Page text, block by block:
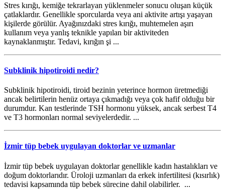
Stres kırığı, kemiğe tekrarlayan yüklenmeler sonucu oluşan küçük
çatlaklardır. Genellikle sporcularda veya ani aktivite artışı yaşayan
kişilerde görülür. Ayağınızdaki stres kırığı, muhtemelen aşırı
kullanım veya yanlış teknikle yapılan bir aktiviteden
kaynaklanmıştır. Tedavi, kırığın şi ...
Subklinik hipotiroidi nedir?
Subklinik hipotiroidi, tiroid bezinin yeterince hormon üretmediği
ancak belirtilerin henüz ortaya çıkmadığı veya çok hafif olduğu bir
durumdur. Kan testlerinde TSH hormonu yüksek, ancak serbest T4
ve T3 hormonları normal seviyelerdedir. ...
İzmir tüp bebek uygulayan doktorlar ve uzmanlar
İzmir tüp bebek uygulayan doktorlar genellikle kadın hastalıkları ve
doğum doktorlarıdır. Üroloji uzmanları da erkek infertilitesi (kısırlık)
tedavisi kapsamında tüp bebek sürecine dahil olabilirler. ...